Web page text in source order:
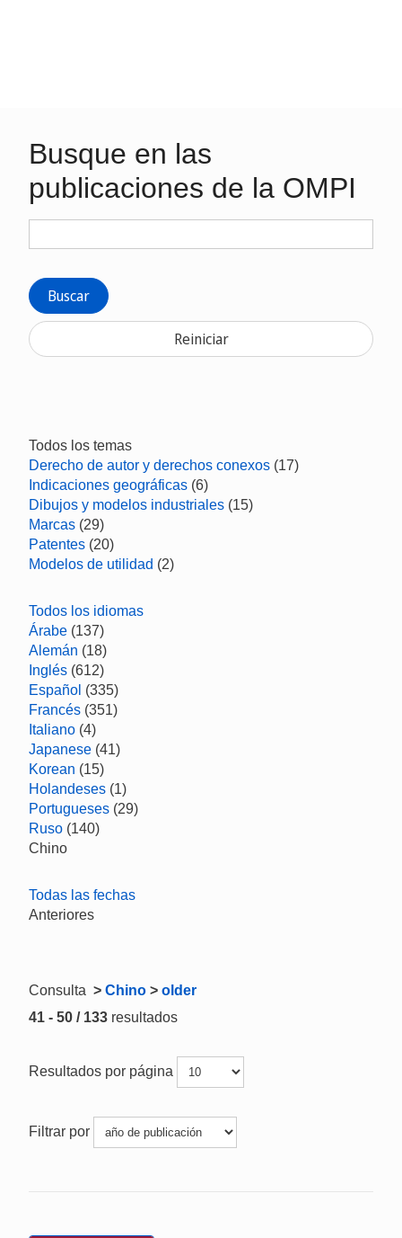
Busque en las
publicaciones de la OMPI
Buscar
Reiniciar
Todos los temas
Derecho de autor y derechos conexos (17)
Indicaciones geográficas (6)
Dibujos y modelos industriales (15)
Marcas (29)
Patentes (20)
Modelos de utilidad (2)
Todos los idiomas
Árabe (137)
Alemán (18)
Inglés (612)
Español (335)
Francés (351)
Italiano (4)
Japanese (41)
Korean (15)
Holandeses (1)
Portugueses (29)
Ruso (140)
Chino
Todas las fechas
Anteriores
Consulta > Chino > older
41 - 50 / 133 resultados
Resultados por página
Filtrar por